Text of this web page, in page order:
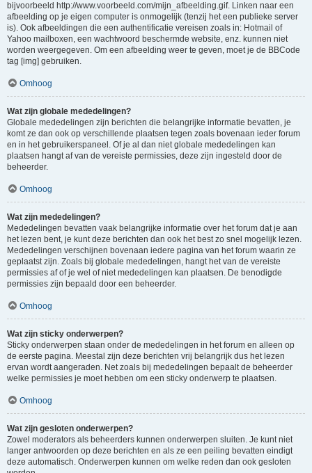
bijvoorbeeld http://www.voorbeeld.com/mijn_afbeelding.gif. Linken naar een
afbeelding op je eigen computer is onmogelijk (tenzij het een publieke server
is). Ook afbeeldingen die een authentificatie vereisen zoals in: Hotmail of
Yahoo mailboxen, een wachtwoord beschermde website, enz. kunnen niet
worden weergegeven. Om een afbeelding weer te geven, moet je de BBCode
tag [img] gebruiken.
Omhoog
Wat zijn globale mededelingen?
Globale mededelingen zijn berichten die belangrijke informatie bevatten, je
komt ze dan ook op verschillende plaatsen tegen zoals bovenaan ieder forum
en in het gebruikerspaneel. Of je al dan niet globale mededelingen kan
plaatsen hangt af van de vereiste permissies, deze zijn ingesteld door de
beheerder.
Omhoog
Wat zijn mededelingen?
Mededelingen bevatten vaak belangrijke informatie over het forum dat je aan
het lezen bent, je kunt deze berichten dan ook het best zo snel mogelijk lezen.
Mededelingen verschijnen bovenaan iedere pagina van het forum waarin ze
geplaatst zijn. Zoals bij globale mededelingen, hangt het van de vereiste
permissies af of je wel of niet mededelingen kan plaatsen. De benodigde
permissies zijn bepaald door een beheerder.
Omhoog
Wat zijn sticky onderwerpen?
Sticky onderwerpen staan onder de mededelingen in het forum en alleen op
de eerste pagina. Meestal zijn deze berichten vrij belangrijk dus het lezen
ervan wordt aangeraden. Net zoals bij mededelingen bepaalt de beheerder
welke permissies je moet hebben om een sticky onderwerp te plaatsen.
Omhoog
Wat zijn gesloten onderwerpen?
Zowel moderators als beheerders kunnen onderwerpen sluiten. Je kunt niet
langer antwoorden op deze berichten en als ze een peiling bevatten eindigt
deze automatisch. Onderwerpen kunnen om welke reden dan ook gesloten